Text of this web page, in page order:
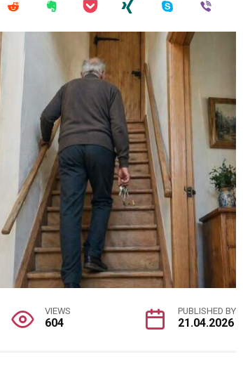
VIEWS
604
PUBLISHED BY
21.04.2026